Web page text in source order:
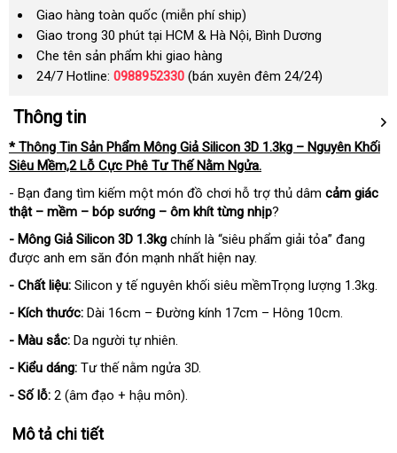
Giao hàng toàn quốc (miễn phí ship)
Giao trong 30 phút tại HCM & Hà Nội, Bình Dương
Che tên sản phẩm khi giao hàng
24/7 Hotline: 0988952330 (bán xuyên đêm 24/24)
Thông tin
* Thông Tin Sản Phẩm Mông Giả Silicon 3D 1.3kg – Nguyên Khối
Siêu Mềm,2 Lỗ Cực Phê Tư Thế Nằm Ngửa.
- Bạn đang tìm kiếm một món đồ chơi hỗ trợ thủ dâm cảm giác
thật – mềm – bóp sướng – ôm khít từng nhịp?
- Mông Giả Silicon 3D 1.3kg chính là “siêu phẩm giải tỏa” đang
được anh em săn đón mạnh nhất hiện nay.
- Chất liệu: Silicon y tế nguyên khối siêu mềmTrọng lượng 1.3kg.
- Kích thước: Dài 16cm – Đường kính 17cm – Hông 10cm.
- Màu sắc: Da người tự nhiên.
- Kiểu dáng: Tư thế nằm ngửa 3D.
- Số lỗ: 2 (âm đạo + hậu môn).
Mô tả chi tiết